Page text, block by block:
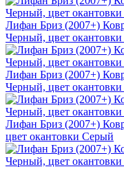
Лифан Бриз (2007+)
Черный, цвет
Лифан Бриз (2007+)
Черный, цвет
Лифан Бриз (2007+)
цвет окантовки Серый